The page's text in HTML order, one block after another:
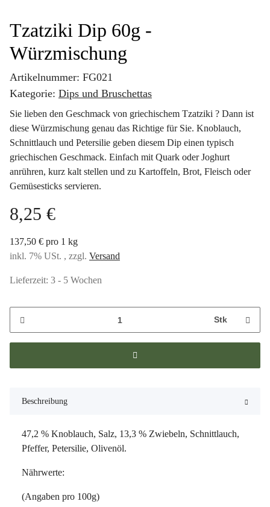
Tzatziki Dip 60g -
Würzmischung
Artikelnummer: FG021
Kategorie: Dips und Bruschettas
Sie lieben den Geschmack von griechischem Tzatziki ? Dann ist
diese Würzmischung genau das Richtige für Sie. Knoblauch,
Schnittlauch und Petersilie geben diesem Dip einen typisch
griechischen Geschmack. Einfach mit Quark oder Joghurt
anrühren, kurz kalt stellen und zu Kartoffeln, Brot, Fleisch oder
Gemüsesticks servieren.
8,25 €
137,50 € pro 1 kg
inkl. 7% USt. , zzgl. Versand
Lieferzeit: 3 - 5 Wochen
Stk
Beschreibung
47,2 % Knoblauch, Salz, 13,3 % Zwiebeln, Schnittlauch,
Pfeffer, Petersilie, Olivenöl.
Nährwerte:
(Angaben pro 100g)